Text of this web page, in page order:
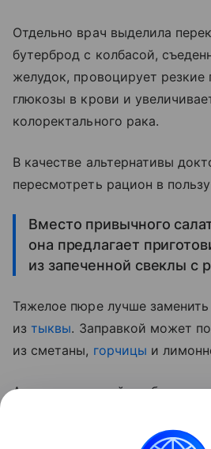
Отдельно врач выделила
бутерброд с колбасой,
желудок, провоцирует резкие
глюкозы в крови и
колоректального рака.
В качестве альтернативы
пересмотреть рацион в
Вместо привычного
она предлагает
из запеченной свеклы с
Тяжелое пюре лучше
изтыквы. Заправкой может
из сметаны, горчицы и
А вот магазинной колбасе
на цельнозерновой хлеб.